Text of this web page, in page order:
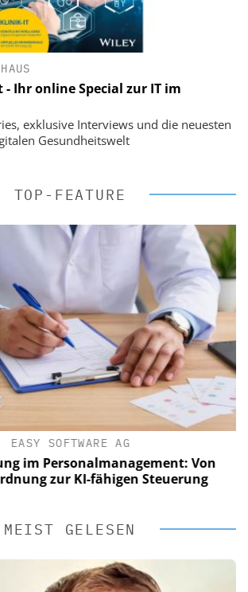
Ihr online Special zur IT im
exklusive Interviews und die neuesten
Gesundheitswelt
TOP-FEATURE
EASY SOFTWARE AG
im Personalmanagement: Von
zur KI-fähigen Steuerung
MEIST GELESEN